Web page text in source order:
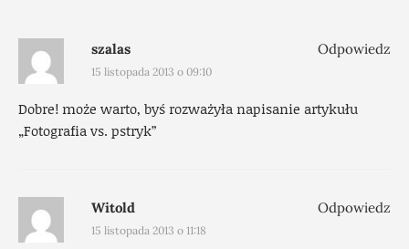
szalas
15 listopada 2013 o 09:10
Dobre! może warto, byś rozważyła napisanie artykułu
„Fotografia vs. pstryk”
Odpowiedz
Witold
15 listopada 2013 o 11:18
Odpowiedz